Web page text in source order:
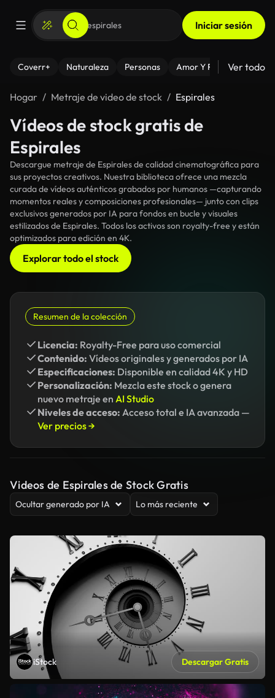
Iniciar sesión
Coverr+ Naturaleza Personas Amor Y Relaciones
Ver todo
Hogar Metraje de video de stock Espirales
Vídeos de stock gratis de
Espirales
Descargue metraje de Espirales de calidad cinematográfica para
sus proyectos creativos. Nuestra biblioteca ofrece una mezcla
curada de vídeos auténticos grabados por humanos —capturando
momentos reales y composiciones profesionales— junto con clips
exclusivos generados por IA para fondos en bucle y visuales
estilizados de Espirales. Todos los activos son royalty-free y están
optimizados para edición en 4K.
Explorar todo el stock
Resumen de la colección
Licencia: Royalty-Free para uso comercial
Contenido: Vídeos originales y generados por IA
Especificaciones: Disponible en calidad 4K y HD
Personalización: Mezcla este stock o genera
nuevo metraje en AI Studio
Niveles de acceso: Acceso total e IA avanzada —
Ver precios →
Videos de Espirales de Stock Gratis
Ocultar generado por IA Lo más reciente
iStock Descargar Gratis